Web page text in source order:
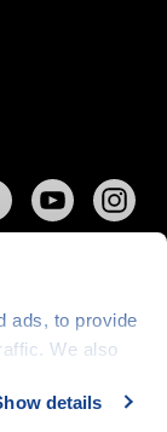
ads, to provide
We also
may
details
web běží